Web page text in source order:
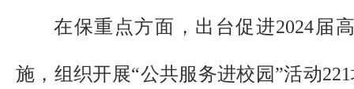
在保重点方面，出台促进2024届
施，组织开展“公共服务进校园”活动